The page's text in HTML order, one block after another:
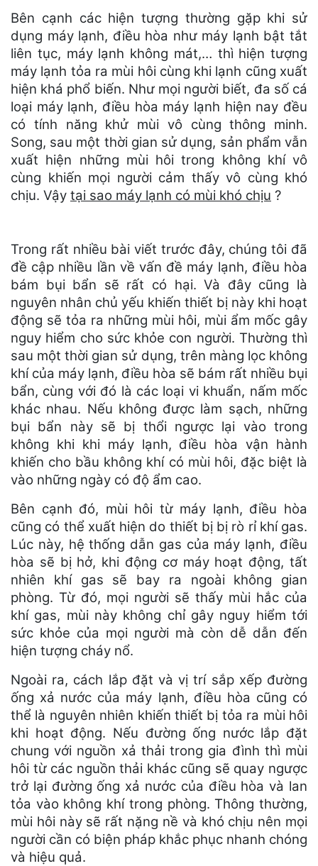
Bên cạnh các hiện tượng thường gặp khi sử
dụng máy lạnh, điều hòa như máy lạnh bật tắt
liên tục, máy lạnh không mát,… thì hiện tượng
máy lạnh tỏa ra mùi hôi cùng khi lạnh cũng xuất
hiện khá phổ biến. Như mọi người biết, đa số cá
loại máy lạnh, điều hòa máy lạnh hiện nay đều
có tính năng khử mùi vô cùng thông minh.
Song, sau một thời gian sử dụng, sản phẩm vẫn
xuất hiện những mùi hôi trong không khí vô
cùng khiến mọi người cảm thấy vô cùng khó
chịu. Vậy tại sao máy lạnh có mùi khó chịu ?
Trong rất nhiều bài viết trước đây, chúng tôi đã
đề cập nhiều lần về vấn đề máy lạnh, điều hòa
bám bụi bẩn sẽ rất có hại. Và đây cũng là
nguyên nhân chủ yếu khiến thiết bị này khi hoạt
động sẽ tỏa ra những mùi hôi, mùi ẩm mốc gây
nguy hiểm cho sức khỏe con người. Thường thì
sau một thời gian sử dụng, trên màng lọc không
khí của máy lạnh, điều hòa sẽ bám rất nhiều bụi
bẩn, cùng với đó là các loại vi khuẩn, nấm mốc
khác nhau. Nếu không được làm sạch, những
bụi bẩn này sẽ bị thổi ngược lại vào trong
không khi khi máy lạnh, điều hòa vận hành
khiến cho bầu không khí có mùi hôi, đặc biệt là
vào những ngày có độ ẩm cao.
Bên cạnh đó, mùi hôi từ máy lạnh, điều hòa
cũng có thể xuất hiện do thiết bị bị rò rỉ khí gas.
Lúc này, hệ thống dẫn gas của máy lạnh, điều
hòa sẽ bị hở, khi động cơ máy hoạt động, tất
nhiên khí gas sẽ bay ra ngoài không gian
phòng. Từ đó, mọi người sẽ thấy mùi hắc của
khí gas, mùi này không chỉ gây nguy hiểm tới
sức khỏe của mọi người mà còn dễ dẫn đến
hiện tượng cháy nổ.
Ngoài ra, cách lắp đặt và vị trí sắp xếp đường
ống xả nước của máy lạnh, điều hòa cũng có
thể là nguyên nhiên khiến thiết bị tỏa ra mùi hôi
khi hoạt động. Nếu đường ống nước lắp đặt
chung với nguồn xả thải trong gia đình thì mùi
hôi từ các nguồn thải khác cũng sẽ quay ngược
trở lại đường ống xả nước của điều hòa và lan
tỏa vào không khí trong phòng. Thông thường,
mùi hôi này sẽ rất nặng nề và khó chịu nên mọi
người cần có biện pháp khắc phục nhanh chóng
và hiệu quả.